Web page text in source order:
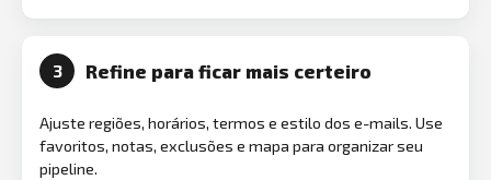
3 Refine para ficar mais certeiro
Ajuste regiões, horários, termos e estilo dos e-mails. Use
favoritos, notas, exclusões e mapa para organizar seu
pipeline.